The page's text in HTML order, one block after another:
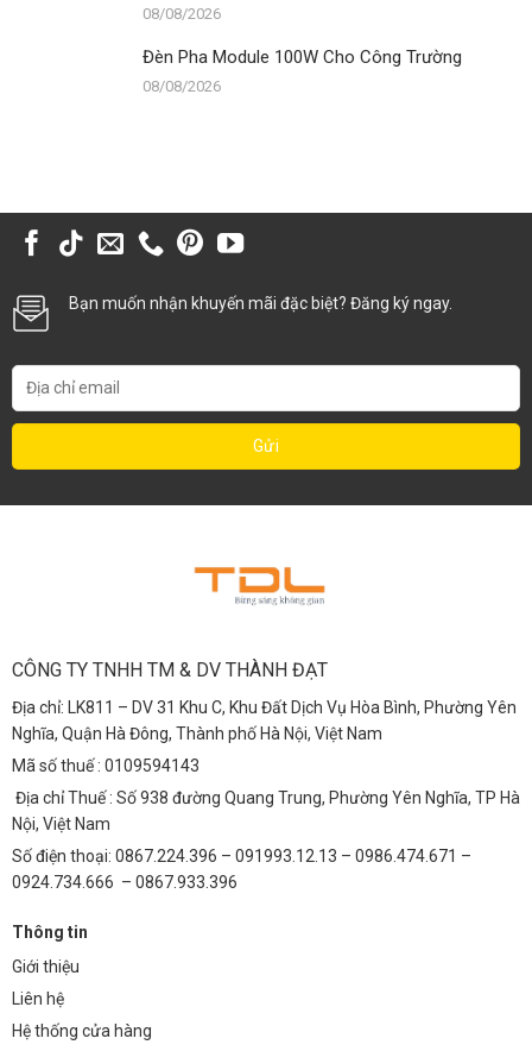
08/08/2026
Đèn Pha Module 100W Cho Công Trường
08/08/2026
Bạn muốn nhận khuyến mãi đặc biệt? Đăng ký ngay.
CÔNG TY TNHH TM & DV THÀNH ĐẠT
Địa chỉ: LK811 – DV 31 Khu C, Khu Đất Dịch Vụ Hòa Bình, Phường Yên
Nghĩa, Quận Hà Đông, Thành phố Hà Nội, Việt Nam
Mã số thuế : 0109594143
Địa chỉ Thuế : Số 938 đường Quang Trung, Phường Yên Nghĩa, TP Hà
Nội, Việt Nam
Số điện thoại: 0867.224.396 – 091993.12.13 – 0986.474.671 –
0924.734.666 – 0867.933.396
Thông tin
Giới thiệu
Liên hệ
Hệ thống cửa hàng